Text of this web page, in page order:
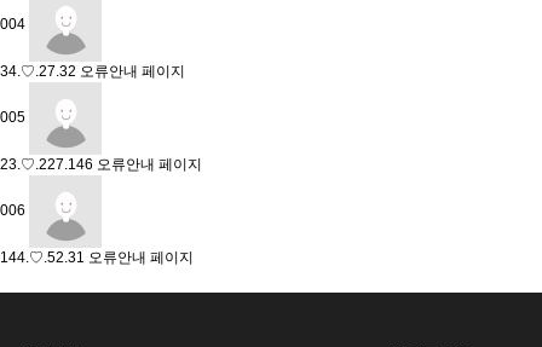
004
34.♡.27.32 오류안내 페이지
005
23.♡.227.146 오류안내 페이지
006
144.♡.52.31 오류안내 페이지